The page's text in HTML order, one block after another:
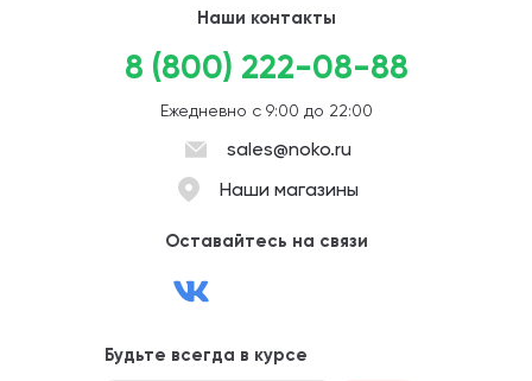
Наши контакты
8 (800) 222-08-88
Ежедневно с 9:00 до 22:00
sales@noko.ru
Наши магазины
Оставайтесь на связи
Будьте всегда в курсе